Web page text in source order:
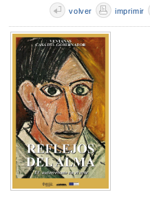
imprimir
volver